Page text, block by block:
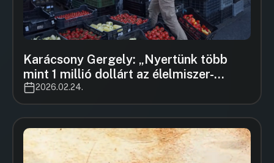
Karácsony Gergely: „Nyertünk több
mint 1 millió dollárt az élelmiszer-
pazarlás felszámolására!”
2026.02.24.